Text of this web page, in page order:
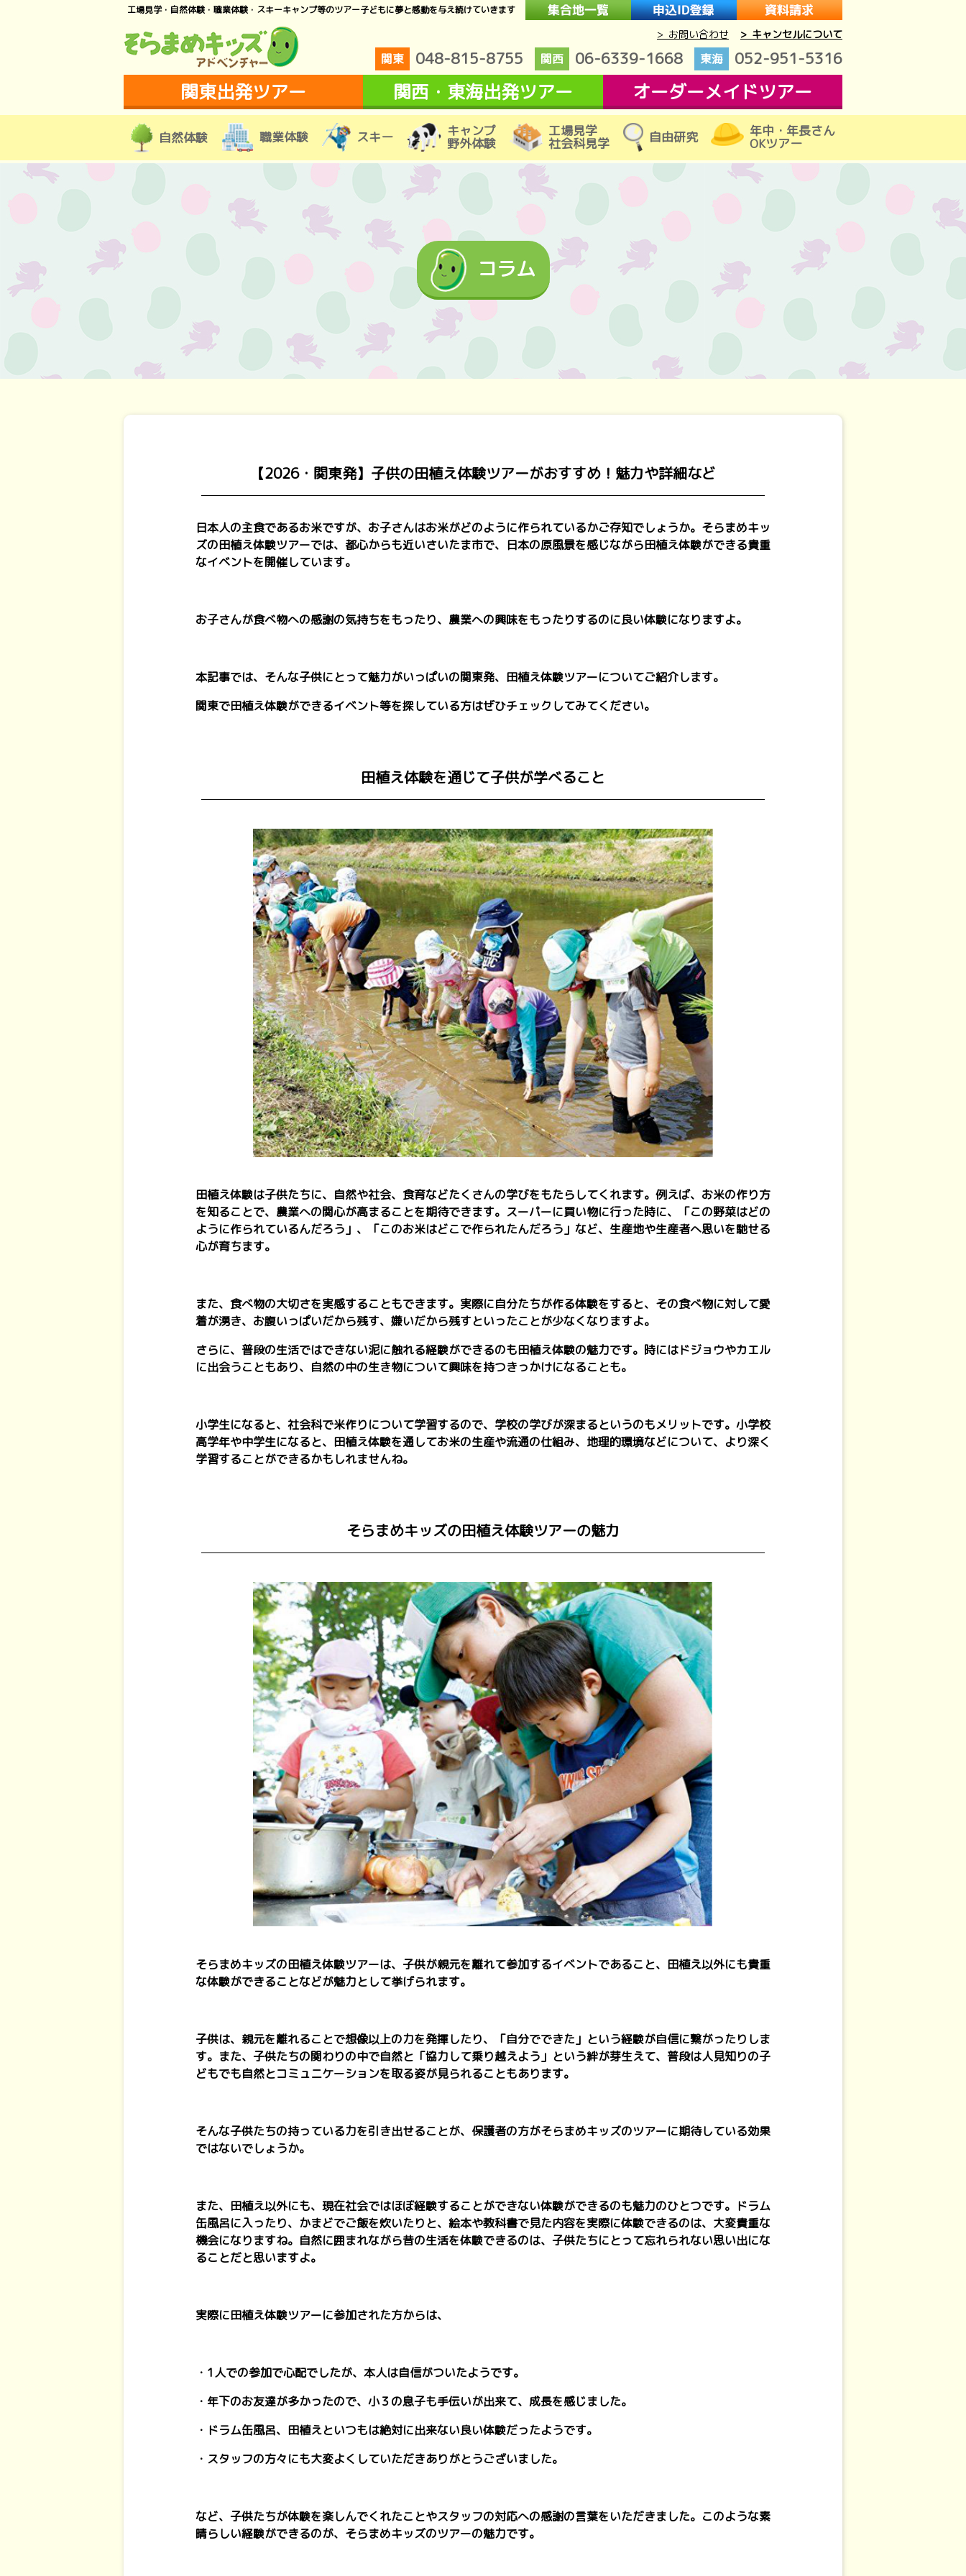
工場見学・自然体験・職業体験・スキーキャンプ等のツアー子どもに夢と感動を与え続けていきます
> お問い合わせ > キャンセルについて
関東 048-815-8755 関西 06-6339-1668 東海 052-951-5316
関東出発ツアー 関西・東海出発ツアー オーダーメイドツアー
自然体験 職業体験 スキー キャンプ
野外体験
工場見学
社会科見学 自由研究 年中・年長さん
OKツアー
コラム
【2026・関東発】子供の田植え体験ツアーがおすすめ！魅力や詳細など
日本人の主食であるお米ですが、お子さんはお米がどのように作られているかご存知でしょうか。そらまめキッ
ズの田植え体験ツアーでは、都心からも近いさいたま市で、日本の原風景を感じながら田植え体験ができる貴重
なイベントを開催しています。
お子さんが食べ物への感謝の気持ちをもったり、農業への興味をもったりするのに良い体験になりますよ。
本記事では、そんな子供にとって魅力がいっぱいの関東発、田植え体験ツアーについてご紹介します。
関東で田植え体験ができるイベント等を探している方はぜひチェックしてみてください。
田植え体験を通じて子供が学べること
田植え体験は子供たちに、自然や社会、食育などたくさんの学びをもたらしてくれます。例えば、お米の作り方
を知ることで、農業への関心が高まることを期待できます。スーパーに買い物に行った時に、「この野菜はどの
ように作られているんだろう」、「このお米はどこで作られたんだろう」など、生産地や生産者へ思いを馳せる
心が育ちます。
また、食べ物の大切さを実感することもできます。実際に自分たちが作る体験をすると、その食べ物に対して愛
着が湧き、お腹いっぱいだから残す、嫌いだから残すといったことが少なくなりますよ。
さらに、普段の生活ではできない泥に触れる経験ができるのも田植え体験の魅力です。時にはドジョウやカエル
に出会うこともあり、自然の中の生き物について興味を持つきっかけになることも。
小学生になると、社会科で米作りについて学習するので、学校の学びが深まるというのもメリットです。小学校
高学年や中学生になると、田植え体験を通してお米の生産や流通の仕組み、地理的環境などについて、より深く
学習することができるかもしれませんね。
そらまめキッズの田植え体験ツアーの魅力
そらまめキッズの田植え体験ツアーは、子供が親元を離れて参加するイベントであること、田植え以外にも貴重
な体験ができることなどが魅力として挙げられます。
子供は、親元を離れることで想像以上の力を発揮したり、「自分でできた」という経験が自信に繋がったりしま
す。また、子供たちの関わりの中で自然と「協力して乗り越えよう」という絆が芽生えて、普段は人見知りの子
どもでも自然とコミュニケーションを取る姿が見られることもあります。
そんな子供たちの持っている力を引き出せることが、保護者の方がそらまめキッズのツアーに期待している効果
ではないでしょうか。
また、田植え以外にも、現在社会ではほぼ経験することができない体験ができるのも魅力のひとつです。ドラム
缶風呂に入ったり、かまどでご飯を炊いたりと、絵本や教科書で見た内容を実際に体験できるのは、大変貴重な
機会になりますね。自然に囲まれながら昔の生活を体験できるのは、子供たちにとって忘れられない思い出にな
ることだと思いますよ。
実際に田植え体験ツアーに参加された方からは、
・1人での参加で心配でしたが、本人は自信がついたようです。
・年下のお友達が多かったので、小３の息子も手伝いが出来て、成長を感じました。
・ドラム缶風呂、田植えといつもは絶対に出来ない良い体験だったようです。
・スタッフの方々にも大変よくしていただきありがとうございました。
など、子供たちが体験を楽しんでくれたことやスタッフの対応への感謝の言葉をいただきました。このような素
晴らしい経験ができるのが、そらまめキッズのツアーの魅力です。